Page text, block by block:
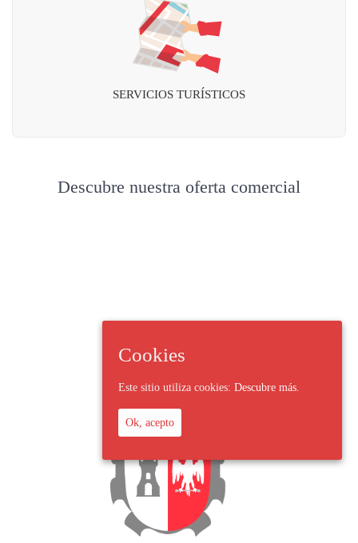
SERVICIOS TURÍSTICOS
Descubre nuestra oferta comercial
Cookies
Este sitio utiliza cookies: Descubre más.
Ok, acepto